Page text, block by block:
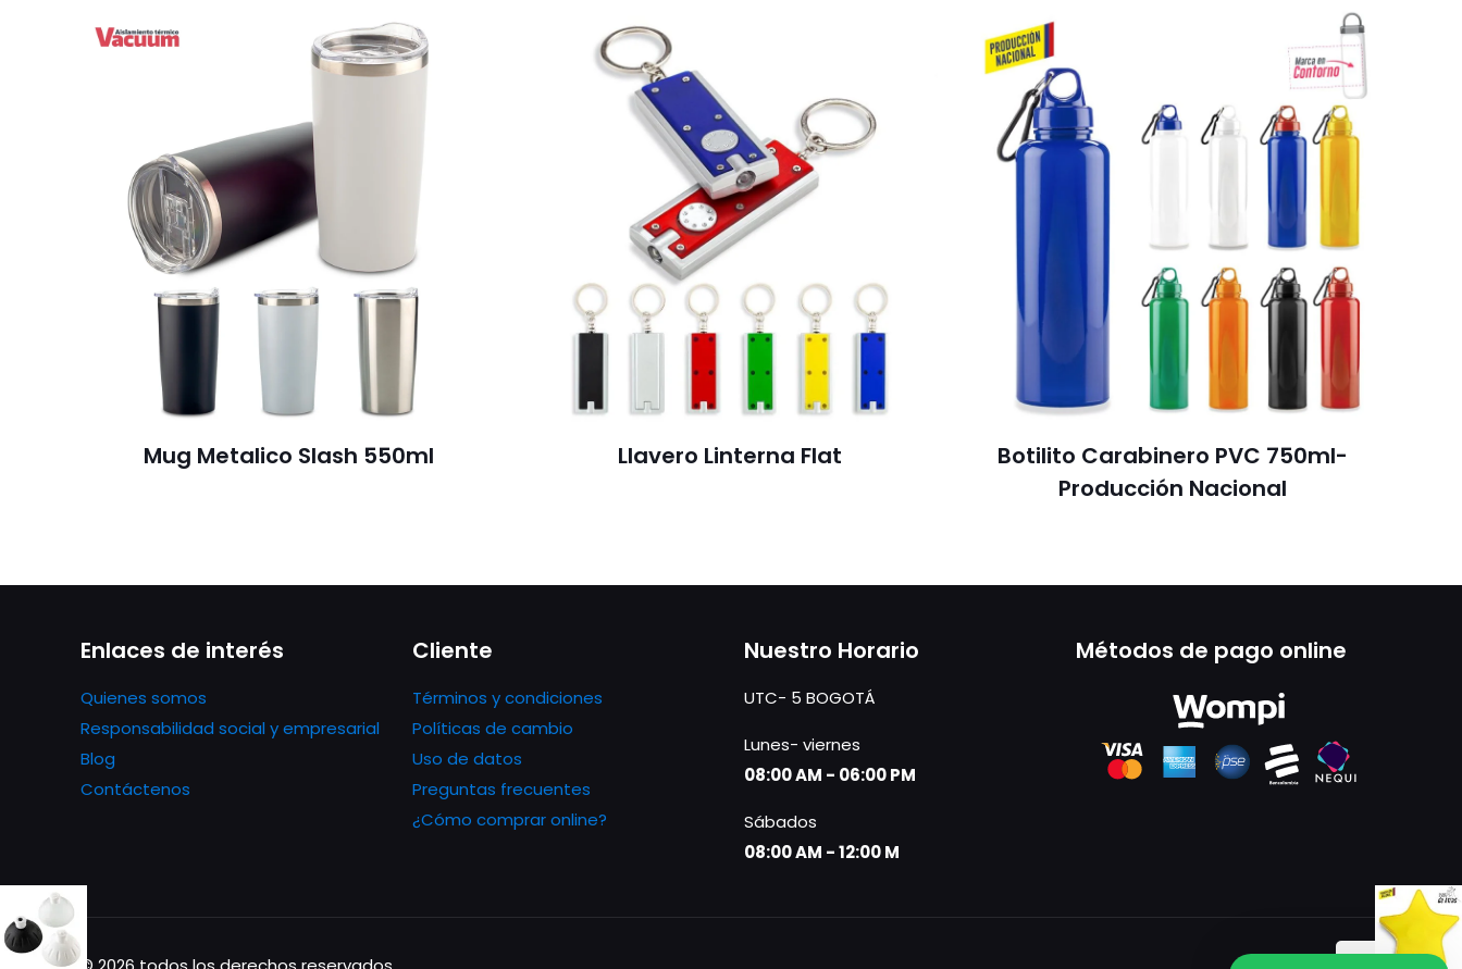
Mug Metalico Slash 550ml Llavero Linterna Flat
Botilito Carabinero PVC 750ml-
Producción Nacional
Enlaces de interés
Quienes somos
Responsabilidad social y empresarial
Blog
Contáctenos
Cliente
Términos y condiciones
Políticas de cambio
Uso de datos
Preguntas frecuentes
¿Cómo comprar online?
Nuestro Horario
UTC- 5 BOGOTÁ
Lunes- viernes
08:00 AM - 06:00 PM
Sábados
08:00 AM - 12:00 M
Métodos de pago online